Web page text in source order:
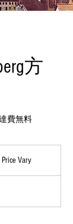
方
費無料
Price Vary